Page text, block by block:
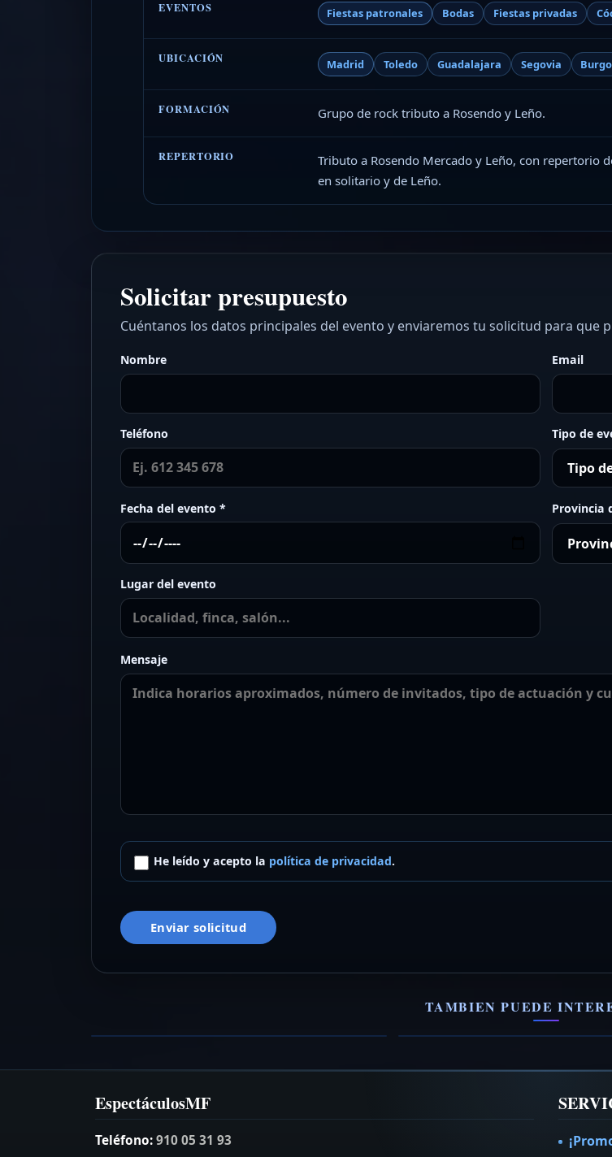
EVENTOS Fiestas patronales Bodas Fiestas privadas
UBICACIÓN Madrid Toledo Guadalajara Segovia
FORMACIÓN Grupo de rock tributo a Rosendo y Leño.
REPERTORIO
Tributo a Rosendo Mercado y Leño, con repertorio
en solitario y de Leño.
Solicitar presupuesto
Cuéntanos los datos principales del evento y enviaremos tu solicitud para que
Nombre Email
Teléfono Tipo de
Fecha del evento * Provincia
Lugar del evento
Mensaje
He leído y acepto la política de privacidad.
Enviar solicitud
TAMBIEN PUEDE
Empanados Tributo (Estopa) Tributo al Vallenato
EspectáculosMF
Teléfono:910 05 31 93